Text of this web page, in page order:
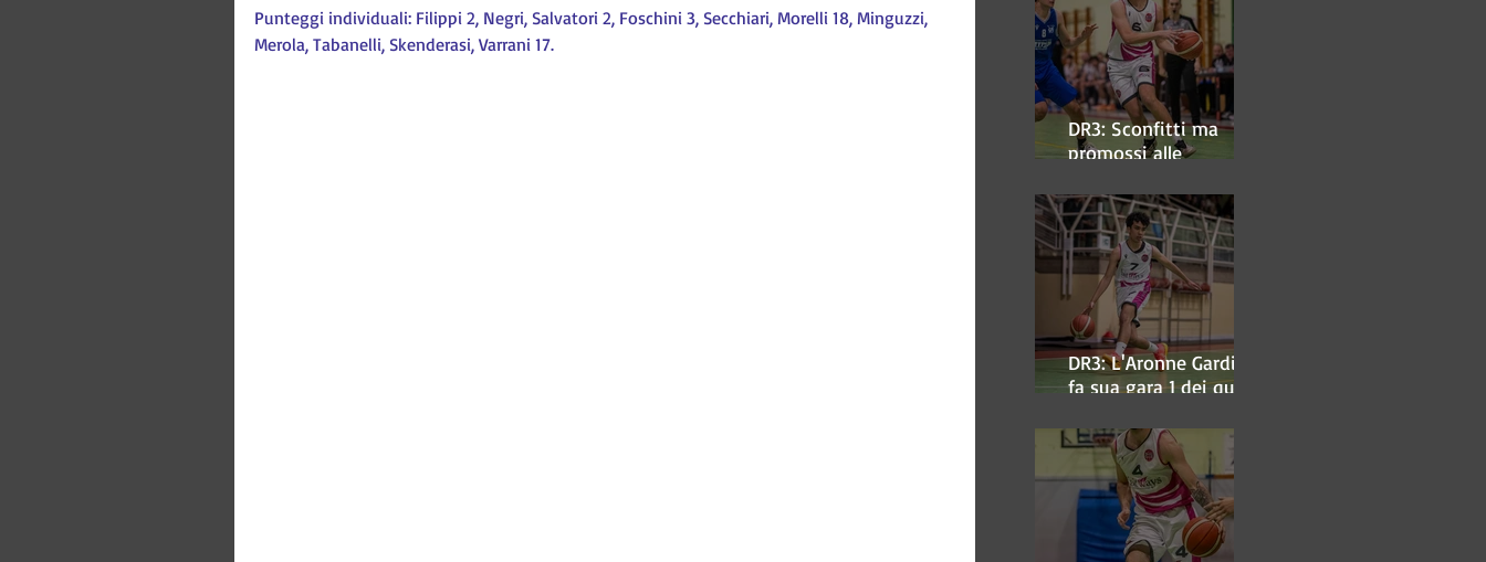
Punteggi individuali: Filippi 2, Negri, Salvatori 2, Foschini 3, Secchiari, Morelli 18, Minguzzi,
Merola, Tabanelli, Skenderasi, Varrani 17.
DR3: Sconfitti ma
promossi alle
DR3: L'Aronne Gardini
fa sua gara 1 dei quarti